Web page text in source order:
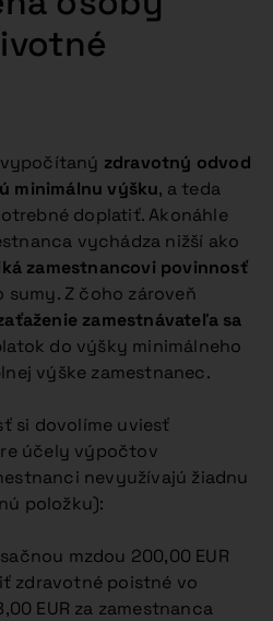
zdravotný odvod
minimálnu výšku, a teda
doplatiť. Akonáhle
vychádza nižší ako
zamestnancovi povinnosť
sumy. Z čoho zároveň
zamestnávateľa sa
do výšky minimálneho
výške zamestnanec.
si dovolíme uviesť
účely výpočtov
nevyužívajú žiadnu
položku):
mzdou 200,00 EUR
zdravotné poistné vo
EUR za zamestnanca